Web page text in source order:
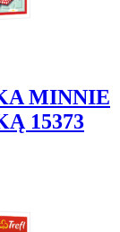
MINNIE
15373